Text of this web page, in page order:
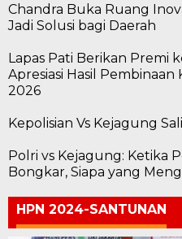
Chandra Buka Ruang
Jadi Solusi bagi Daerah
Lapas Pati Berikan Premi
Apresiasi Hasil
2026
Kepolisian Vs Kejagung
Polri vs Kejagung: Ketika
Bongkar, Siapa yang
HPN 2024-SANTUNAN